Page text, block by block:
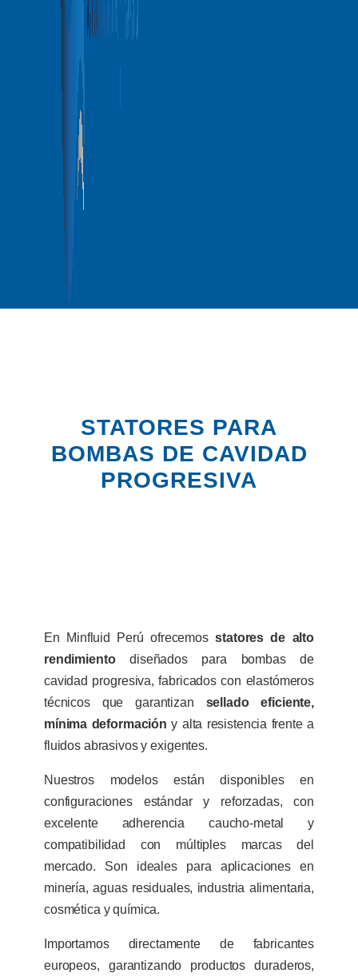
STATORES PARA
BOMBAS DE CAVIDAD
PROGRESIVA
En Minfluid Perú ofrecemosstatores de alto
rendimientodiseñados para bombas de
cavidad progresiva, fabricados con elastómeros
técnicos que garantizan sellado eficiente,
mínima deformación y alta resistencia frente a
fluidos abrasivos y exigentes.
Nuestros modelos están disponibles en
configuraciones estándar y reforzadas, con
excelente adherencia caucho-metal y
compatibilidad con múltiples marcas del
mercado. Son ideales para aplicaciones en
minería, aguas residuales, industria alimentaria,
cosmética y química.
Importamos directamente de fabricantes
europeos, garantizando productos duraderos,